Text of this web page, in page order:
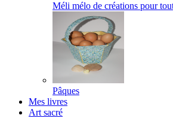
Méli mélo de créations pour
Pâques
Mes livres
Art sacré